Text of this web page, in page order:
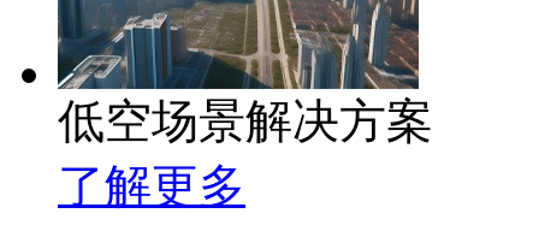
低空场景解决方案
了解更多